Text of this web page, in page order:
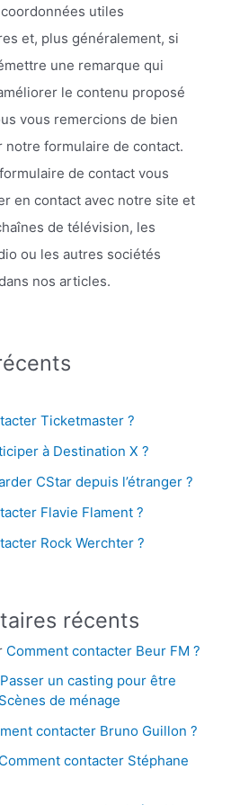
utiles
et, plus généralement, si
une remarque qui
le contenu proposé
vous remercions de bien
formulaire de contact.
de contact vous
en contact avec notre site et
de télévision, les
ou les autres sociétés
nos articles.
Ticketmaster ?
à Destination X ?
CStar depuis l’étranger ?
Flavie Flament ?
Rock Werchter ?
récents
Comment contacter Beur FM ?
Passer un casting pour être
de ménage
contacter Bruno Guillon ?
Comment contacter Stéphane